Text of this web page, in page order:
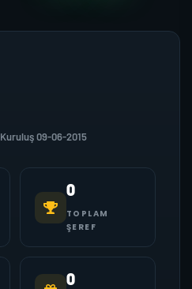
Kuruluş 09-06-2015
0
TOPLAM
ŞEREF
0